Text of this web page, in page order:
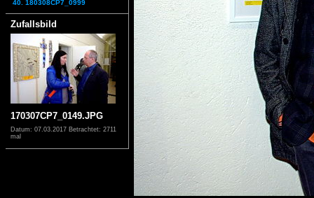
40. 180308CP7_0999
Zufallsbild
170307CP7_0149.JPG
Datum: 07.03.2017 Betrachtet: 2711
mal